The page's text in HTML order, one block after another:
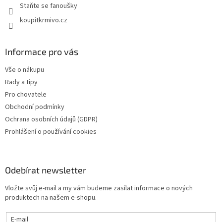
Staňte se fanoušky
koupitkrmivo.cz
Informace pro vás
Vše o nákupu
Rady a tipy
Pro chovatele
Obchodní podmínky
Ochrana osobních údajů (GDPR)
Prohlášení o používání cookies
Odebírat newsletter
Vložte svůj e-mail a my vám budeme zasílat informace o nových
produktech na našem e-shopu.
E-mail